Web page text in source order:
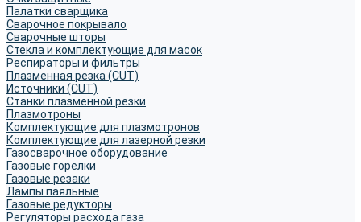
Палатки сварщика
Сварочное покрывало
Сварочные шторы
Стекла и комплектующие для масок
Респираторы и фильтры
Плазменная резка (CUT)
Источники (CUT)
Станки плазменной резки
Плазмотроны
Комплектующие для плазмотронов
Комплектующие для лазерной резки
Газосварочное оборудование
Газовые горелки
Газовые резаки
Лампы паяльные
Газовые редукторы
Регуляторы расхода газа